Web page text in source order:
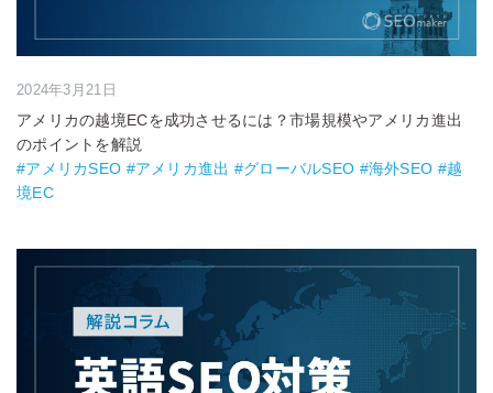
2024年3月21日
アメリカの越境ECを成功させるには？市場規模やアメリカ進出
のポイントを解説
#アメリカSEO #アメリカ進出 #グローバルSEO #海外SEO #越
境EC